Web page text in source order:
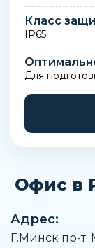
Класс
IP65
Для
Рабочий
Мощность
3 ВA
Офис в
Адрес:
Г.Минск пр-т.